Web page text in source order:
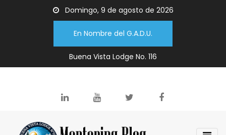
Domingo, 9 de agosto de 2026
En Nombre del G.A.D.U.
Buena Vista Lodge No. 116